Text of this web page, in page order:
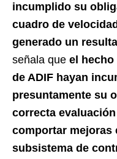
incumplido su
cuadro de
generado un
señala que el
de ADIF hayan
presuntamente su
correcta
comportar mejoras
subsistema de